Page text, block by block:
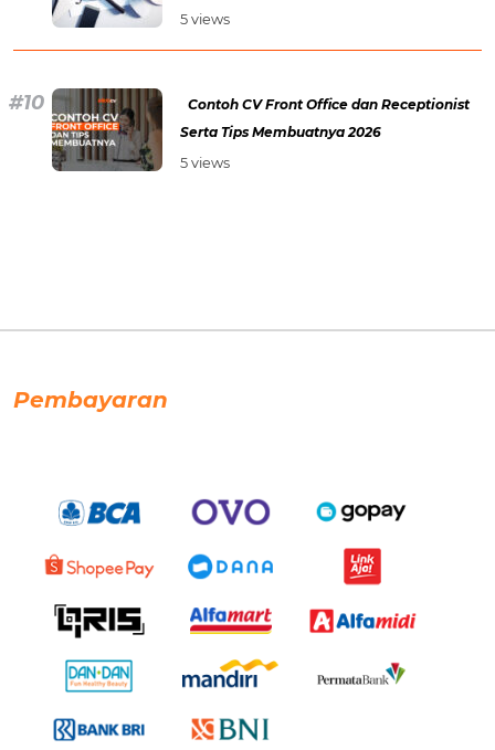
5 views
Contoh CV Front Office dan Receptionist
Serta Tips Membuatnya 2026
5 views
Pembayaran